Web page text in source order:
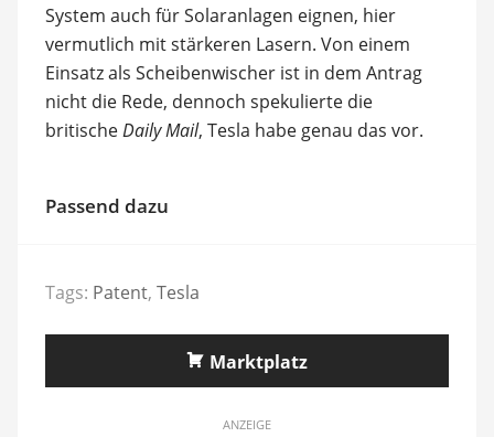
System auch für Solaranlagen eignen, hier
vermutlich mit stärkeren Lasern. Von einem
Einsatz als Scheibenwischer ist in dem Antrag
nicht die Rede, dennoch spekulierte die
britischeDaily Mail, Tesla habe genau das vor.
Passend dazu
Tags: Patent, Tesla
Marktplatz
ANZEIGE